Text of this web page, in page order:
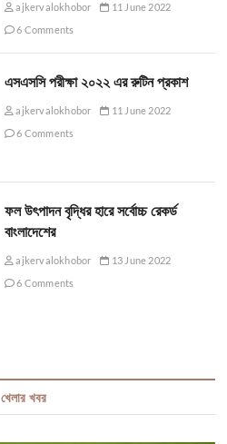
ajkervalokhobor
11 June 2022
6 Comments
এসএসসি পরীক্ষা ২০২২ এর রুটিন প্রকাশ
ajkervalokhobor
11 June 2022
6 Comments
ফল উৎপাদন বৃদ্ধির হারে সর্বোচ্চ রেকর্ড
বাংলাদেশের
ajkervalokhobor
13 June 2022
6 Comments
খেলার খবর